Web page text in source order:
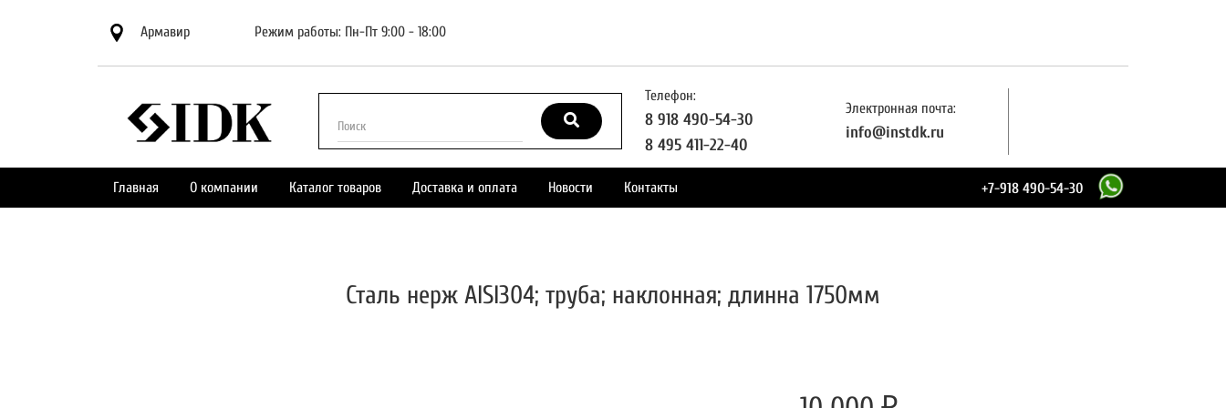
Армавир Режим работы: Пн-Пт 9:00 - 18:00
Поиск
Телефон:
8 918 490-54-30
8 495 411-22-40
Электронная почта:
info@instdk.ru
Главная О компании Каталог товаров Доставка и оплата Новости Контакты +7-918 490-54-30
Сталь нерж AISI304; труба; наклонная; длинна 1750мм